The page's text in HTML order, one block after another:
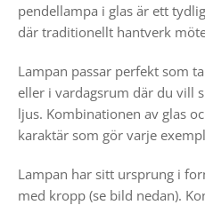
pendellampa i glas är ett
där traditionellt hantverk
Lampan passar perfekt som
eller i vardagsrum där du vill
ljus. Kombinationen av glas
karaktär som gör varje
Lampan har sitt ursprung i
med kropp (se bild nedan).